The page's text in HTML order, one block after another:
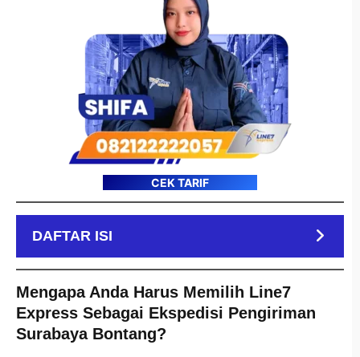
CEK TARIF
DAFTAR ISI
Mengapa Anda Harus Memilih Line7
Express Sebagai Ekspedisi Pengiriman
Surabaya Bontang?